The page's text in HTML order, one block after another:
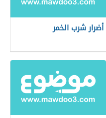
أضرار شرب الخمر